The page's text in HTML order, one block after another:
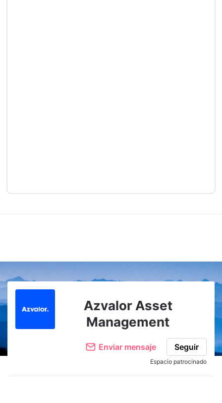
Azvalor Asset
Management
Enviar mensaje Seguir
Espacio patrocinado